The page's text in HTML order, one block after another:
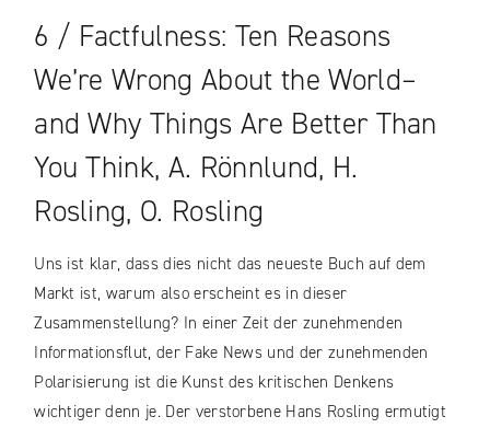
6 / Factfulness: Ten Reasons
We’re Wrong About the World–
and Why Things Are Better Than
You Think, A. Rönnlund, H.
Rosling, O. Rosling
Uns ist klar, dass dies nicht das neueste Buch auf dem
Markt ist, warum also erscheint es in dieser
Zusammenstellung? In einer Zeit der zunehmenden
Informationsflut, der Fake News und der zunehmenden
Polarisierung ist die Kunst des kritischen Denkens
wichtiger denn je. Der verstorbene Hans Rosling ermutigt